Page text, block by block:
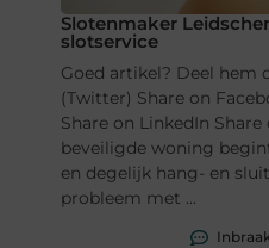
Slotenmaker
slotservice
Goed artikel? Deel hem
(Twitter) Share on
Share on LinkedIn
beveiligde woning
en degelijk hang- en
probleem met ...